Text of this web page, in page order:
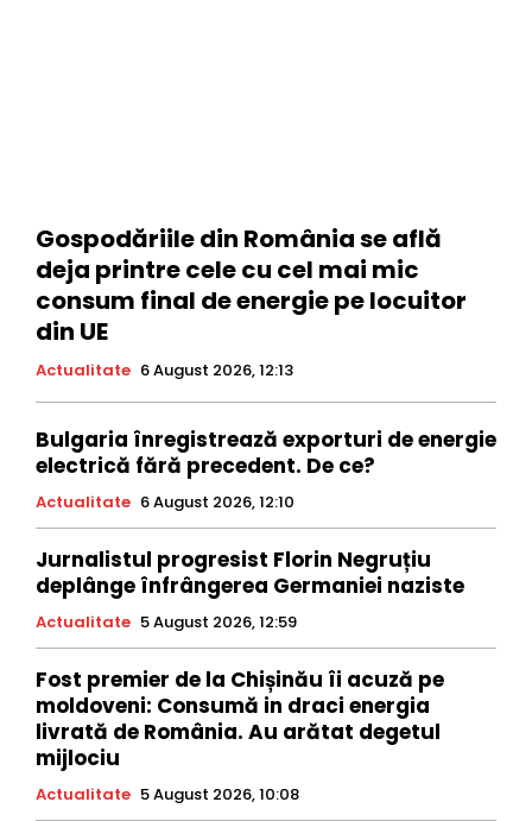
Gospodăriile din România se află
deja printre cele cu cel mai mic
consum final de energie pe locuitor
din UE
Actualitate 6 August 2026, 12:13
Bulgaria înregistrează exporturi de energie
electrică fără precedent. De ce?
Actualitate 6 August 2026, 12:10
Jurnalistul progresist Florin Negruțiu
deplânge înfrângerea Germaniei naziste
Actualitate 5 August 2026, 12:59
Fost premier de la Chișinău îi acuză pe
moldoveni: Consumă in draci energia
livrată de România. Au arătat degetul
mijlociu
Actualitate 5 August 2026, 10:08